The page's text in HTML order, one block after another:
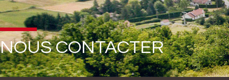
NOUS CONTACTER